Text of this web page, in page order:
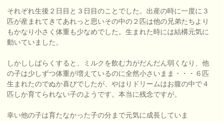
それぞれ生後２日目と３日目のことでした。出産の時に一度に３
匹が産まれてきてあれっと思いその中の２匹は他の兄弟たちより
もかなり小さく体重も少なめでした。生まれた時には結構元気に
動いていました。
しかししばらくすると、ミルクを飲む力がだんだん弱くなり、他
の子は少しずつ体重が増えているのに全然小さいまま・・・６匹
生まれたのでぬか喜びでしたが、やはりドリームはお腹の中で４
匹しか育てられない子のようです。本当に残念ですが。
幸い他の子は育たなかった子の分まで元気に成長していま